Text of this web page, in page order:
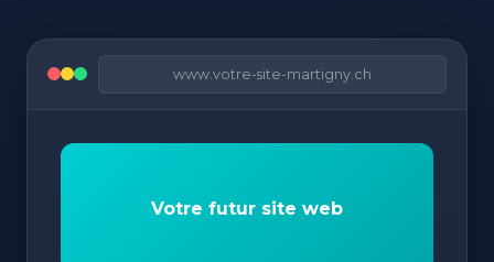
www.votre-site-martigny.ch
Votre futur site web